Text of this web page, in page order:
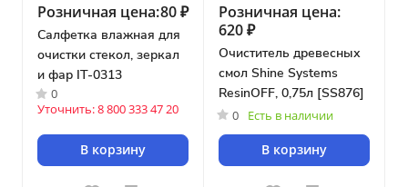
Розничная цена:80 ₽
Салфетка влажная для
очистки стекол, зеркал
и фар IT-0313
0
Уточнить: 8 800 333 47 20
В корзину
Розничная цена:
620 ₽
Очиститель древесных
смол Shine Systems
ResinOFF, 0,75л [SS876]
0 Есть в наличии
В корзину